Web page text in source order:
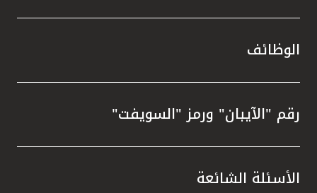
الوظائف
رقم "الآيبان" ورمز "السويفت"
الأسئلة الشائعة